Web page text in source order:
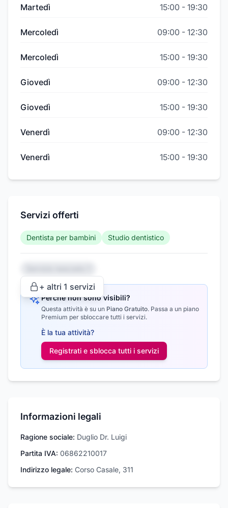
Martedì 15:00 - 19:30
Mercoledì 09:00 - 12:30
Mercoledì 15:00 - 19:30
Giovedì 09:00 - 12:30
Giovedì 15:00 - 19:30
Venerdì 09:00 - 12:30
Venerdì 15:00 - 19:30
Servizi offerti
Dentista per bambini Studio dentistico
+ altri 1 servizi
Perché non sono visibili?
Questa attività è su un Piano Gratuito. Passa a un piano
Premium per sbloccare tutti i servizi.
È la tua attività?
Registrati e sblocca tutti i servizi
Informazioni legali
Ragione sociale: Duglio Dr. Luigi
Partita IVA: 06862210017
Indirizzo legale: Corso Casale, 311